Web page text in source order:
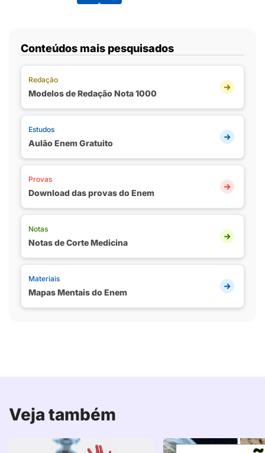
Conteúdos mais pesquisados
Redação
Modelos de Redação Nota 1000
Estudos
Aulão Enem Gratuito
Provas
Download das provas do Enem
Notas
Notas de Corte Medicina
Materiais
Mapas Mentais do Enem
Veja também